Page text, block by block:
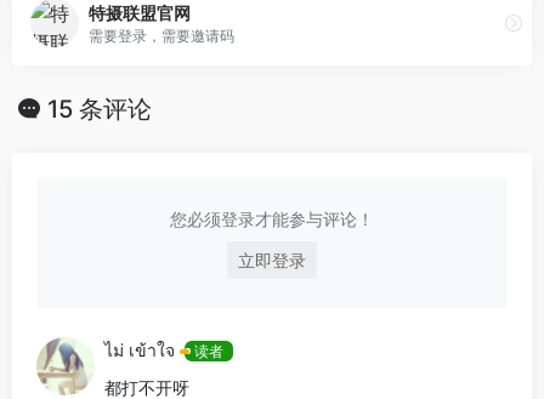
特摄联盟官网
需要登录，需要邀请码
15 条评论
您必须登录才能参与评论！
立即登录
ไม่ เข้าใจ 读者
都打不开呀